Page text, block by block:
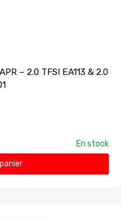
– 2.0 TFSI EA113 & 2.0
En stock